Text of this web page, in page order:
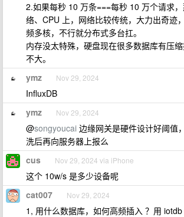
2.如果每秒 10 万条===每秒 10 万个请求
络、CPU 上，网络比较传统，大力出奇迹
频多核，不行就分布式多台扛。
内存没太特殊，硬盘现在很多数据库有压
不大。
ymz Nov 29, 2024
InfluxDB
ymz Nov 29, 2024
@songyoucai 边缘网关是硬件设计好阈值
洗后再向服务器上报么
cus Nov 29, 2024 via iPhone
这个 10w/s 是多少设备呢
cat007 Nov 29, 2024
1, 用什么数据库，如何高频插入 ？用